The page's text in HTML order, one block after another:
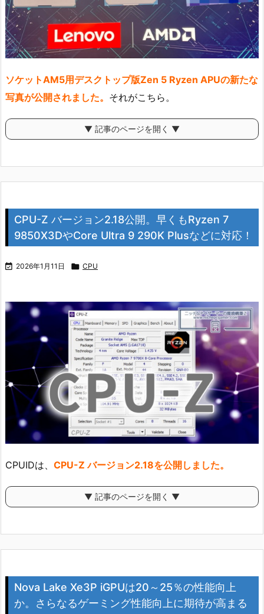
ソケットAM5用デスクトップ版Zen 5 Ryzen APUの新たな
写真が公開されました。 それがこちら。
▼ 記事のページを開く ▼
CPU-Z バージョン2.18公開。早くもRyzen 7
9850X3DやCore Ultra 9 290K Plusなどに対応！
 2026年1月11日  CPU
CPUIDは、 CPU-Z バージョン2.18を公開しました。
▼ 記事のページを開く ▼
Nova Lake Xe3P iGPUは20～25％の性能向上
か。さらなるゲーミング性能向上に期待が高まる